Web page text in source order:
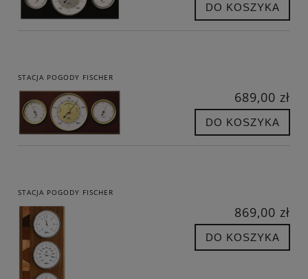
DO KOSZYKA
STACJA POGODY FISCHER
689,00 zł
DO KOSZYKA
STACJA POGODY FISCHER
869,00 zł
DO KOSZYKA